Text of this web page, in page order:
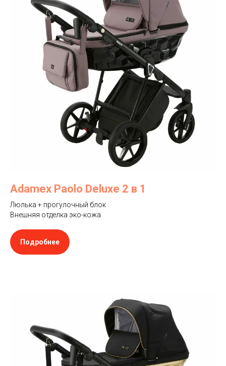
Adamex Paolo Deluxe 2 в 1
Люлька + прогулочный блок
Внешняя отделка эко-кожа
Подробнее